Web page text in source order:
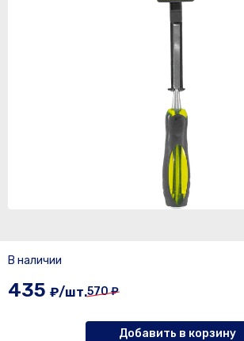
В наличии
435 ₽/шт.570 ₽
Добавить в корзину